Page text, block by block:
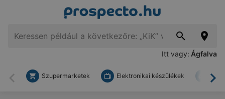
Itt vagy: Ágfalva
Vissza
Szupermarketek Elektronikai készülékek